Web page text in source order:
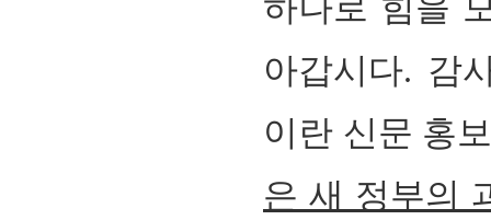
하나로 힘을
아갑시다. 감
이란 신문 홍
은 새 정부의